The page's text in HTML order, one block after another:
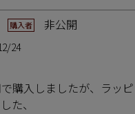
購入者 非公開
24
購入しましたが、ラッ
た、